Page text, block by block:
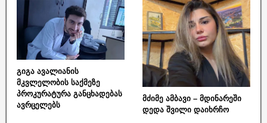
გიგა ავალიანის
მკვლელობის საქმეზე
პროკურატურა განცხადებას
ავრცელებს
მძიმე ამბავი – მდინარეში
დედა შვილი დაიხრჩო